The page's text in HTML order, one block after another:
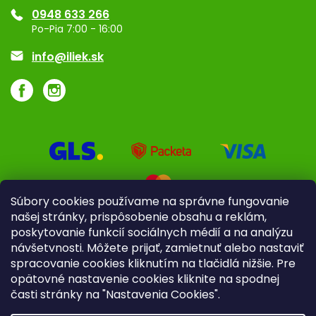
Súbory cookies používame na správne fungovanie
našej stránky, prispôsobenie obsahu a reklám,
poskytovanie funkcií sociálnych médií a na analýzu
návšetvnosti. Môžete prijať, zamietnuť alebo nastaviť
spracovanie cookies kliknutím na tlačidlá nižšie. Pre
opätovné nastavenie cookies kliknite na spodnej
časti stránky na "Nastavenia Cookies".
Značky0948 633 266
Po-Pia 7:00 - 16:00
info@iliek.sk
Pre firmy Poradenstvo